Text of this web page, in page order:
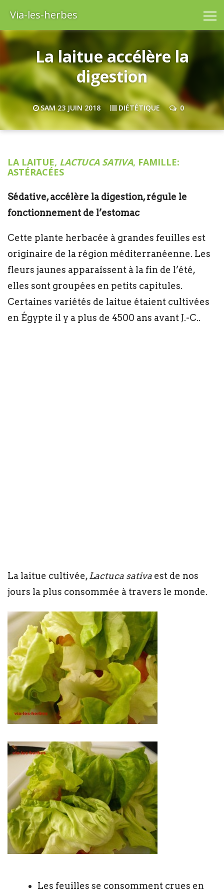
Via-les-herbes
La laitue accélère la
digestion
SAM 23 JUIN 2018 DIÉTÉTIQUE 0
LA LAITUE, LACTUCA SATIVA, FAMILLE:
ASTÉRACÉES
Sédative, accélère la digestion, régule le
fonctionnement de l’estomac
Cette plante herbacée à grandes feuilles est
originaire de la région méditerranéenne. Les
fleurs jaunes apparaîssent à la fin de l’été,
elles sont groupées en petits capitules.
Certaines variétés de laitue étaient cultivées
en Égypte il y a plus de 4500 ans avant J.-C..
La laitue cultivée,Lactuca sativa est de nos
jours la plus consommée à travers le monde.
Les feuilles se consomment crues en